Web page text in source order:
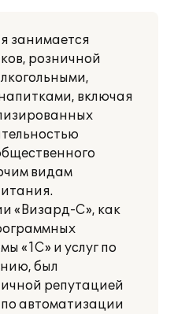
занимается
розничной
включая
видам
«Визард-С», как
«1С» и услуг по
был
репутацией
автоматизации